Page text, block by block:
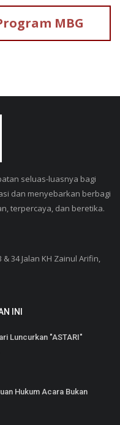
MBG
seluas-luasnya bagi
dan menyebarkan berbagi
terpercaya, dan beretika.
34 Jalan KH Zainul Arifin,
INI
Luncurkan "ASTARI"
Hukum Acara Bukan